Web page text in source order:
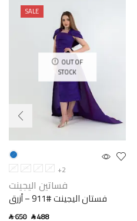
SALE
OUT OF
STOCK
XS XXL S M +2
فساتين اليجينت
فستان اليجينت #911 – أزرق
SAR650 SAR488